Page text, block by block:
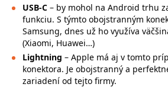
USB-C – by mohol na Android trhu
funkciu. S týmto obojstranným
Samsung, dnes už ho využíva
(Xiaomi, Huawei…)
Lightning – Apple má aj v tomto
konektora. Je obojstranný a
zariadení od tejto firmy.